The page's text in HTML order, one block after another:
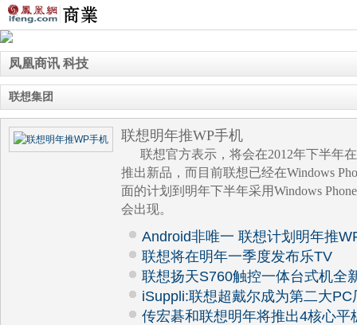
凤凰商讯 科技
联想集团
联想明年推WP手机
联想官方表示，将会在2012年下半年
推出新品，而目前联想已经在Windows
面的计划到明年下半年采用Windows
会出现。
Android非唯一 联想计划明年推
联想将在明年一季度发布乐TV
联想扬天S760触控一体台式机全
iSuppli:联想超戴尔成为第二大PC
传宏碁和联想明年将推出4核心平